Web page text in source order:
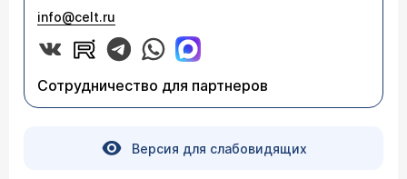
info@celt.ru
Сотрудничество для партнеров
Версия для слабовидящих